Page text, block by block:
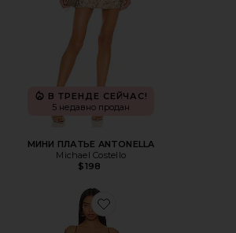
В ТРЕНДЕ СЕЙЧАС!
5 недавно продан
МИНИ ПЛАТЬЕ ANTONELLA
Michael Costello
$198
Favorite ПЛАТЬЕ МИДИ ADORN